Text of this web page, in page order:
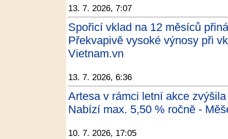
13. 7. 2026, 7:07
Spořicí vklad na 12 měsíců
Překvapivě vysoké výnosy při
Vietnam.vn
13. 7. 2026, 6:36
Artesa v rámci letní akce
Nabízí max. 5,50 % ročně -
10. 7. 2026, 17:05